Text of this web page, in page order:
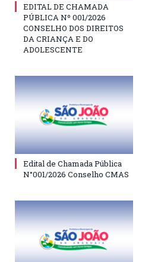
EDITAL DE CHAMADA
PÚBLICA Nº 001/2026
CONSELHO DOS DIREITOS
DA CRIANÇA E DO
ADOLESCENTE
Edital de Chamada Pública
N°001/2026 Conselho CMAS